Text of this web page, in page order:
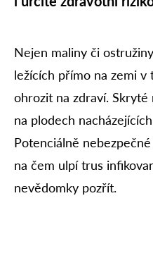
Nejen maliny či
ležících přímo na zemi v
ohrozit na zdraví.
na plodech
Potenciálně
na čem ulpí trus
nevědomky pozřít.